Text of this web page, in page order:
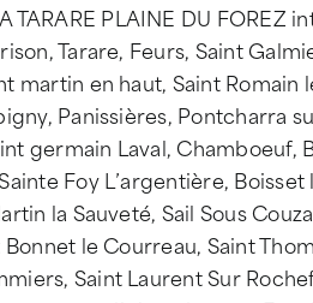
TARARE PLAINE DU
Tarare, Feurs, Saint
martin en haut, Saint Romain
Panissières, Pontcharra
germain Laval, Chamboeuf,
Foy L’argentière,
la Sauveté, Sail Sous
le Courreau, Saint
Saint Laurent Sur